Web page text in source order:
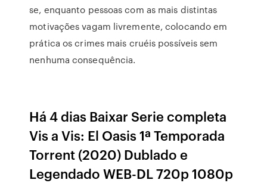
se, enquanto pessoas com as mais distintas
motivações vagam livremente, colocando em
prática os crimes mais cruéis possíveis sem
nenhuma consequência.
Há 4 dias Baixar Serie completa
Vis a Vis: El Oasis 1ª Temporada
Torrent (2020) Dublado e
Legendado WEB-DL 720p 1080p